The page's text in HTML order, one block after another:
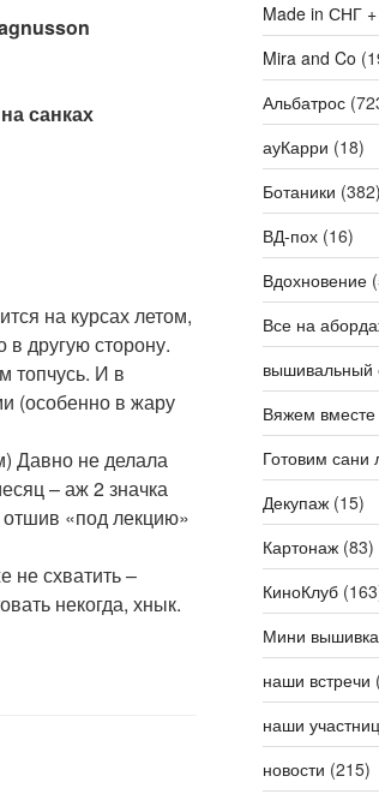
санках
на курсах летом,
в другую сторону.
топчусь. И в
(особенно в жару
Давно не делала
– аж 2 значка
отшив «под лекцию»
не схватить –
некогда, хнык.
Made in СНГ
Mira and Co
Альбатрос
ауКарри (18)
Ботаники
ВД-пох(16)
Вдохновение
Все на
вышивальный
Вяжем вместе
Готовим сани
Декупаж(15)
Картонаж(83)
КиноКлуб
Мини вышивка
наши встречи
наши
новости (215)